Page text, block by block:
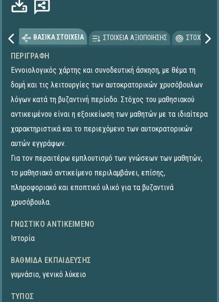
ΒΑΣΙΚΑ ΣΤΟΙΧΕΙΑ ΣΤΟΙΧΕΙΑ ΑΞΙΟΠΟΙΗΣΗΣ
ΠΕΡΙΓΡΑΦΉ
Εννοιολογικός χάρτης και συνοδευτική άσκηση, με θέμα τη
δομή και τις λειτουργίες των αυτοκρατορικών χρυσόβουλων
λόγων κατά τη βυζαντινή περίοδο. Στόχος του μαθησιακού
αντικειμένου είναι η εξοικείωση των μαθητών με τα ιδιαίτερα
χαρακτηριστικά και το περιεχόμενο των αυτοκρατορικών
αυτών εγγράφων.
Για τον περαιτέρω εμπλουτισμό των γνώσεων των μαθητών,
το μαθησιακό αντικείμενο περιλαμβάνει, επίσης,
πληροφοριακό και εποπτικό υλικό για τα βυζαντινά
χρυσόβουλα.
ΓΝΩΣΤΙΚΌ ΑΝΤΙΚΕΊΜΕΝΟ
Ιστορία
ΒΑΘΜΊΔΑ ΕΚΠΑΊΔΕΥΣΗΣ
γυμνάσιο, γενικό λύκειο
ΤΎΠΟΣ